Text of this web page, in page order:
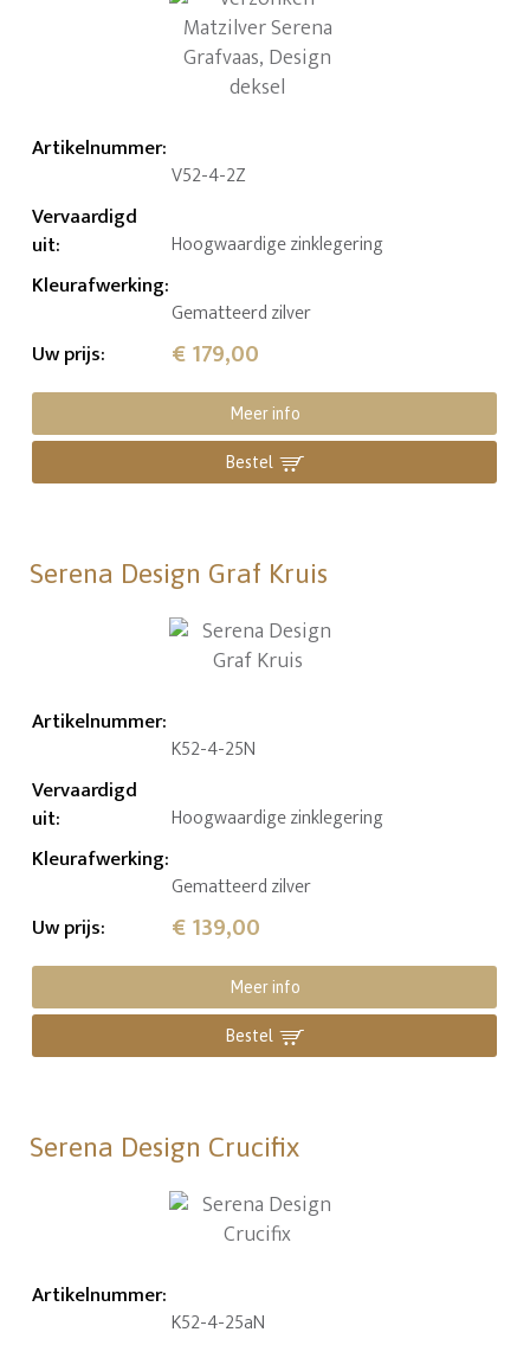
Artikelnummer:
V52-4-2Z
Vervaardigd
uit: Hoogwaardige zinklegering
Kleurafwerking:
Gematteerd zilver
Uw prijs: € 179,00
Meer info
Bestel
Serena Design Graf Kruis
Artikelnummer:
K52-4-25N
Vervaardigd
uit: Hoogwaardige zinklegering
Kleurafwerking:
Gematteerd zilver
Uw prijs: € 139,00
Meer info
Bestel
Serena Design Crucifix
Artikelnummer:
K52-4-25aN